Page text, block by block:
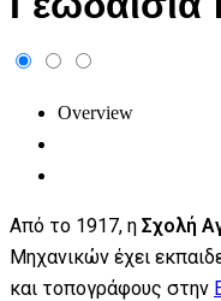
Overview
Από το 1917, η Σχολή
Μηχανικών έχει
και τοπογράφους στην